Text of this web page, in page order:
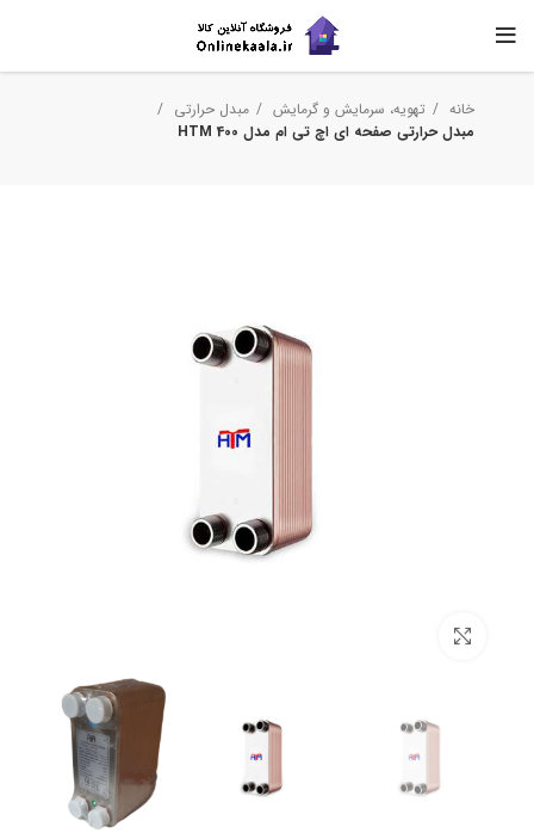
خانه تهویه، سرمایش و گرمایش
مبدل حرارتی
مبدل حرارتی صفحه ای اچ تی ام مدل HTM 400